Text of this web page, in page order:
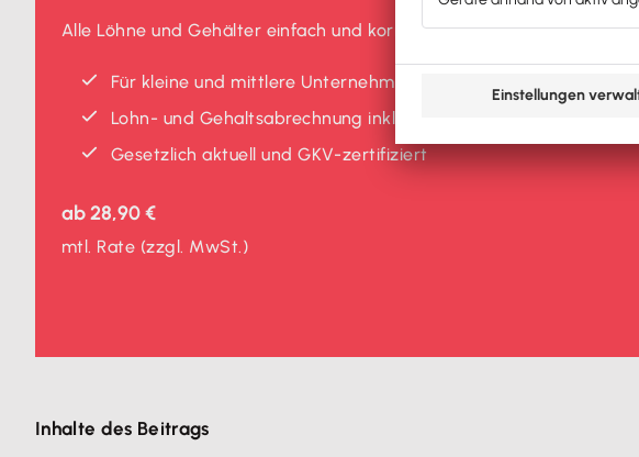
Alle Löhne und Gehälter einfach und korrekt abrechnen
Für kleine und mittlere Unternehmen
Lohn- und Gehaltsabrechnung inklusive Meldewesen
Gesetzlich aktuell und GKV-zertifiziert
ab28,90 €
mtl. Rate (zzgl. MwSt.)
Inhalte des Beitrags